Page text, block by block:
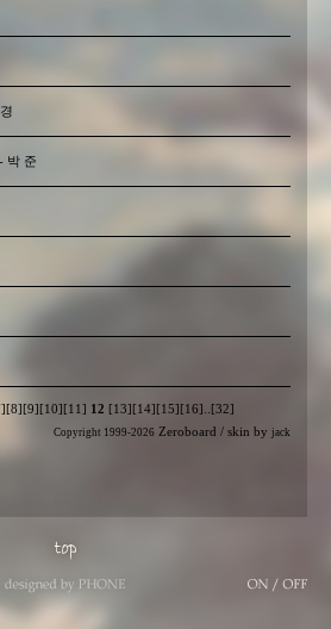
박 준
[8] [9] [10] [11] 12 [13] [14] [15] [16] [32]
Copyright 1999-2026 Zeroboard / skin by jack